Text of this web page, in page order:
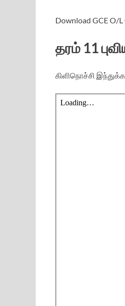
Download GCE O/L
தரம் 11
கிளிநொச்சி